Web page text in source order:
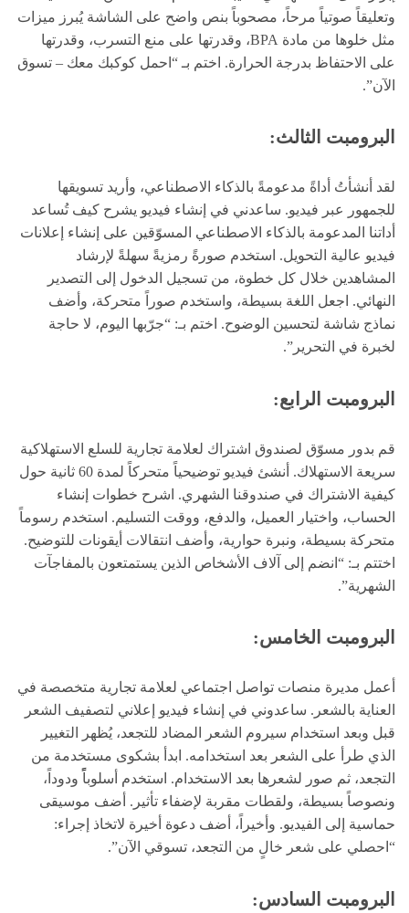
وتعليقاً صوتياً مرحاً، مصحوباً بنص واضح على الشاشة يُبرز ميزات
مثل خلوها من مادة BPA، وقدرتها على منع التسرب، وقدرتها
على الاحتفاظ بدرجة الحرارة. اختم بـ “احمل كوكبك معك – تسوق
الآن”.
البرومبت الثالث:
لقد أنشأتُ أداةً مدعومةً بالذكاء الاصطناعي، وأريد تسويقها
للجمهور عبر فيديو. ساعدني في إنشاء فيديو يشرح كيف تُساعد
أداتنا المدعومة بالذكاء الاصطناعي المسوّقين على إنشاء إعلانات
فيديو عالية التحويل. استخدم صورةً رمزيةً سهلةً لإرشاد
المشاهدين خلال كل خطوة، من تسجيل الدخول إلى التصدير
النهائي. اجعل اللغة بسيطة، واستخدم صوراً متحركة، وأضف
نماذج شاشة لتحسين الوضوح. اختم بـ: “جرّبها اليوم، لا حاجة
لخبرة في التحرير”.
البرومبت الرابع:
قم بدور مسوّق لصندوق اشتراك لعلامة تجارية للسلع الاستهلاكية
سريعة الاستهلاك. أنشئ فيديو توضيحياً متحركاً لمدة 60 ثانية حول
كيفية الاشتراك في صندوقنا الشهري. اشرح خطوات إنشاء
الحساب، واختيار العميل، والدفع، ووقت التسليم. استخدم رسوماً
متحركة بسيطة، ونبرة حوارية، وأضف انتقالات أيقونات للتوضيح.
اختتم بـ: “انضم إلى آلاف الأشخاص الذين يستمتعون بالمفاجآت
الشهرية”.
البرومبت الخامس:
أعمل مديرة منصات تواصل اجتماعي لعلامة تجارية متخصصة في
العناية بالشعر. ساعدوني في إنشاء فيديو إعلاني لتصفيف الشعر
قبل وبعد استخدام سيروم الشعر المضاد للتجعد، يُظهر التغيير
الذي طرأ على الشعر بعد استخدامه. ابدأ بشكوى مستخدمة من
التجعد، ثم صور لشعرها بعد الاستخدام. استخدم أسلوباًً ودوداً،
ونصوصاً بسيطة، ولقطات مقربة لإضفاء تأثير. أضف موسيقى
حماسية إلى الفيديو. وأخيراً، أضف دعوة أخيرة لاتخاذ إجراء:
“احصلي على شعر خالٍ من التجعد، تسوقي الآن”.
البرومبت السادس: